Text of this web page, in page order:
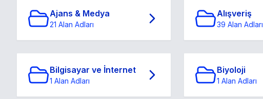
Ajans & Medya
21 Alan Adları
Alışveriş
39 Alan Adları
Bilgisayar ve İnternet
1 Alan Adları
Biyoloji
1 Alan Adları